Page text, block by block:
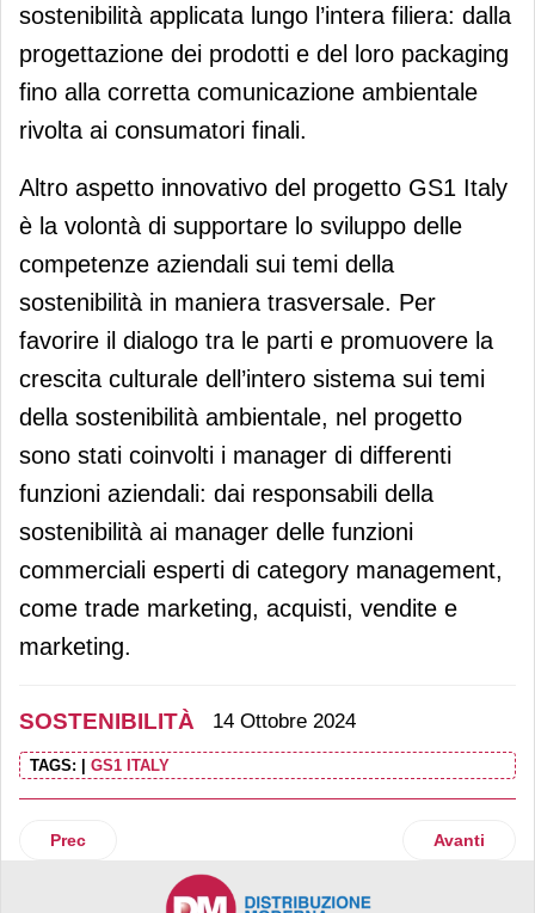
sostenibilità applicata lungo l’intera filiera: dalla
progettazione dei prodotti e del loro packaging
fino alla corretta comunicazione ambientale
rivolta ai consumatori finali.
Altro aspetto innovativo del progetto GS1 Italy
è la volontà di supportare lo sviluppo delle
competenze aziendali sui temi della
sostenibilità in maniera trasversale. Per
favorire il dialogo tra le parti e promuovere la
crescita culturale dell’intero sistema sui temi
della sostenibilità ambientale, nel progetto
sono stati coinvolti i manager di differenti
funzioni aziendali: dai responsabili della
sostenibilità ai manager delle funzioni
commerciali esperti di category management,
come trade marketing, acquisti, vendite e
marketing.
SOSTENIBILITÀ 14 Ottobre 2024
TAGS: | GS1 ITALY
Articolo precedente: Cascina Italia investe sulla sicurezza
Prec Articolo
Avanti